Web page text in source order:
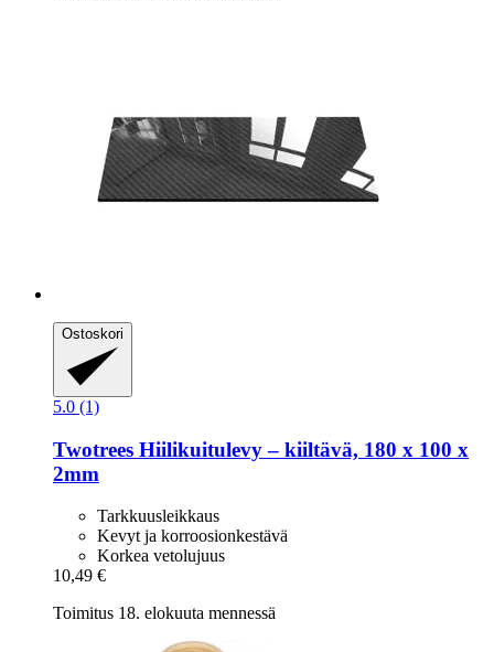
Ostoskori
5.0 (1)
Twotrees Hiilikuitulevy – kiiltävä, 180 x 100 x
2mm
Tarkkuusleikkaus
Kevyt ja korroosionkestävä
Korkea vetolujuus
10,49 €
Toimitus 18. elokuuta mennessä